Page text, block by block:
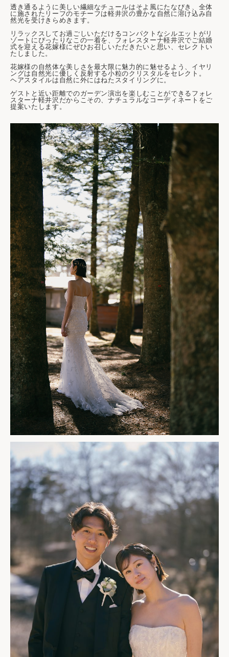
透き通るように美しい繊細なチュールはそよ風にたなびき、全体
に施されたリーフのモチーフは軽井沢の豊かな自然に溶け込み自
然光を受けきらめきます。
リラックスしてお過ごしいただけるコンパクトなシルエットがリ
ゾートにぴったりなこの一着を、フォレスターナ軽井沢でご結婚
式を迎える花嫁様にぜひお召しいただきたいと思い、セレクトい
たしました。
花嫁様の自然体な美しさを最大限に魅力的に魅せるよう、イヤリ
ングは自然光に優しく反射する小粒のクリスタルをセレクト。
ヘアスタイルは自然に外にはねたスタイリングに。
ゲストと近い距離でのガーデン演出を楽しむことができるフォレ
スターナ軽井沢だからこその、ナチュラルなコーディネートをご
提案いたします。